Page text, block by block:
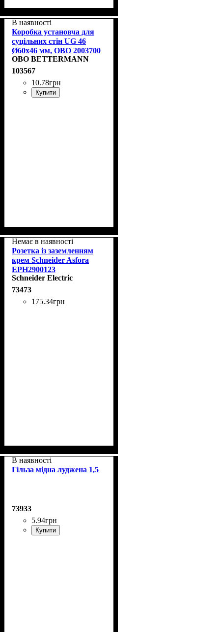
В наявності
Коробка установча для
суцільних стін UG 46
Ø60x46 мм, OBO 2003700
OBO BETTERMANN
103567
10.78грн
Купити
Немає в наявності
Розетка із заземленням
крем Schneider Asfora
EPH2900123
Schneider Electric
73473
175.34грн
В наявності
Гільза мідна луджена 1,5
73933
5.94грн
Купити